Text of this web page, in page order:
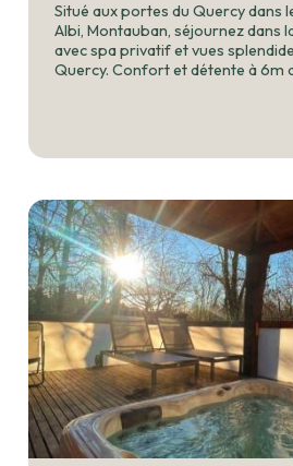
Situé aux portes du Quercy dans
Albi, Montauban, séjournez dans
avec spa privatif et vues
Quercy. Confort et détente à 6m